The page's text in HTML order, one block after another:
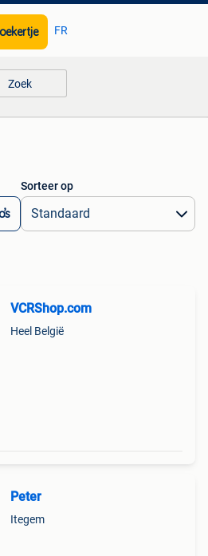
FR
Zoek
Sorteer op
VCRShop.com
Heel België
Peter
Itegem